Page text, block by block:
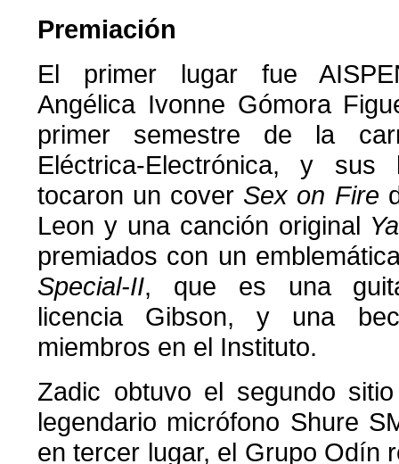
Premiación
El primer lugar fue
Angélica Ivonne Gómora
primer semestre de la
Eléctrica-Electrónica, y sus
tocaron un cover Sex on Fire
Leon y una canción original
premiados con un
Special-II, que es una
licencia Gibson, y una
miembros en el Instituto.
Zadic obtuvo el segundo
legendario micrófono Shure
en tercer lugar, el Grupo Odín